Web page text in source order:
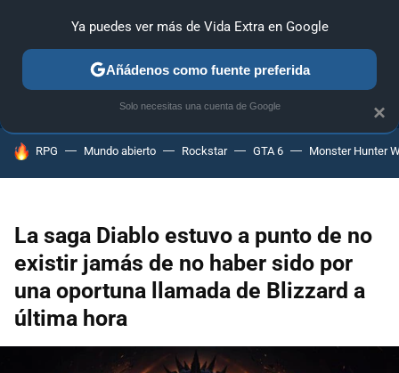
ANÁLISIS GUÍAS Y TRUCOS PC SONY NINTENDO
HOY SE HABLA DE
RPG Mundo abierto Rockstar GTA 6 Monster Hunter
La saga Diablo estuvo a punto de no
existir jamás de no haber sido por
una oportuna llamada de Blizzard a
última hora
×
Ya puedes ver más de Vida Extra en Google
Añádenos como fuente preferida
Solo necesitas una cuenta de Google